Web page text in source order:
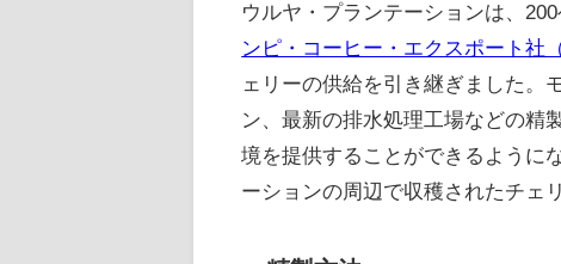
ウルヤ・プランテーションは、
ンピ・コーヒー・エクスポート社
ェリーの供給を引き継ぎました。
ン、最新の排水処理工場などの精
境を提供することができるように
ーションの周辺で収穫されたチェ